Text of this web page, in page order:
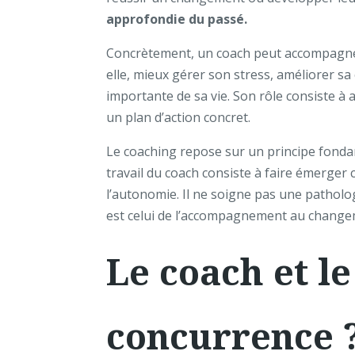
approfondie du passé.
Concrètement, un coach peut
elle, mieux gérer son stress, améliorer
importante de sa vie. Son rôle consiste
un plan d’action concret.
Le coaching repose sur un principe
travail du coach consiste à faire
l’autonomie. Il ne soigne pas une
est celui de l’accompagnement au
Le coach et
concurrence